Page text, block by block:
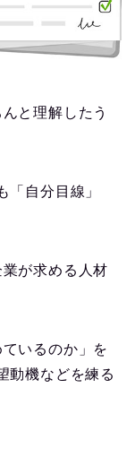
と理解したう
「自分目線」
が求める人材
いるのか」を
動機などを練る